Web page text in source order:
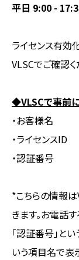
平日 9:00 -
ライセンス有効
VLSCでご確認く
◆VLSCで事前
・お客様名
・ライセンスID
・認証番号
*こちらの情報
きます。お電話
「認証番号」と
いう項目名で表